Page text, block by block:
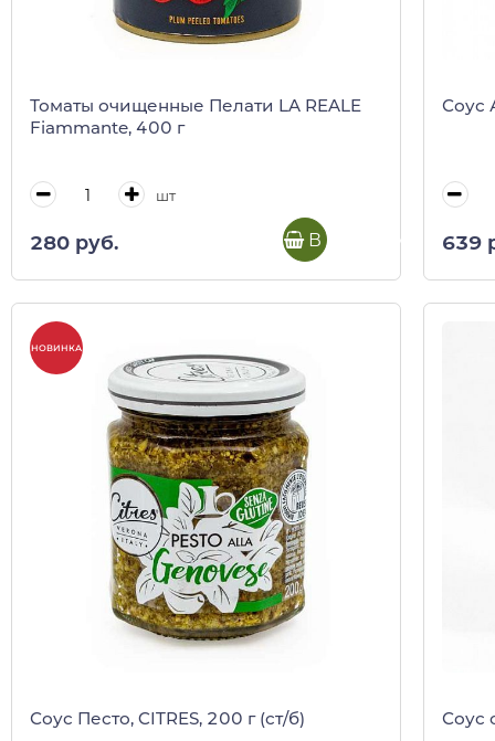
Томаты очищенные Пелати LA REALE
Fiammante, 400 г
шт
280 руб. В корзину
Соус
639
НОВИНКА
Соус Песто, CITRES, 200 г (ст/б) Соус